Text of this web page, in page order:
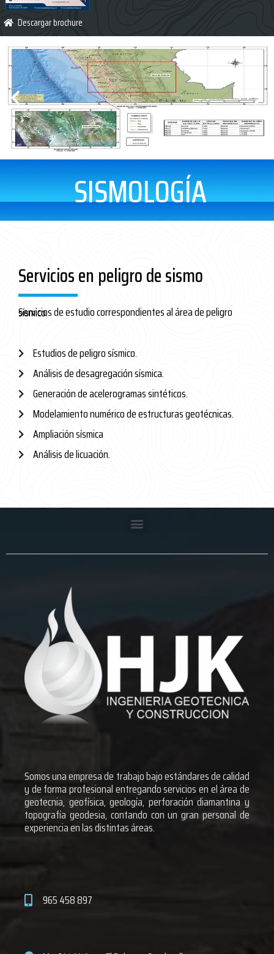
Descargar brochure
SISMOLOGÍA
Servicios en peligro de sismo
Servicios de estudio correspondientes al área de peligro sísmico.
Estudios de peligro sísmico.
Análisis de desagregación sísmica.
Generación de acelerogramas sintéticos.
Modelamiento numérico de estructuras geotécnicas.
Ampliación sísmica
Análisis de licuación.
Somos una empresa de trabajo bajo estándares de calidad
y de forma profesional entregando servicios en el área de
geotecnia, geofísica, geología, perforación diamantina y
topografía geodesia, contando con un gran personal de
experiencia en las distintas áreas.
965 458 897